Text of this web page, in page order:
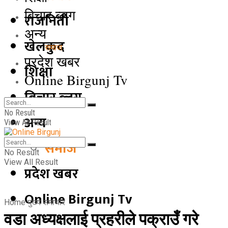
राजनिती
खेलकुद
शिक्षा
बिचार ब्लग
अन्य
समाज
प्रदेश खबर
Online Birgunj Tv
बिचार ब्लग
अन्य
समाज
प्रदेश खबर
Online Birgunj Tv
No Result
View All Result
No Result
View All Result
Home मुख्य समाचार
वडा अध्यक्षलाई प्रहरीले पक्राउँ गरे